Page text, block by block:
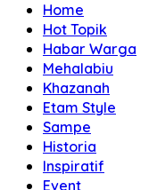
Home
Hot Topik
Habar Warga
Mehalabiu
Khazanah
Etam Style
Sampe
Historia
Inspiratif
Event